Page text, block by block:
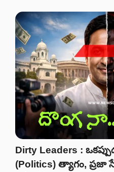
Dirty Leaders :
(Politics) త్యాగం, ప్రజా